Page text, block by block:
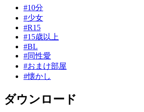
#10分
#少女
#R15
#15歳以上
#BL
#同性愛
#おまけ部屋
#懐かし
ダウンロード